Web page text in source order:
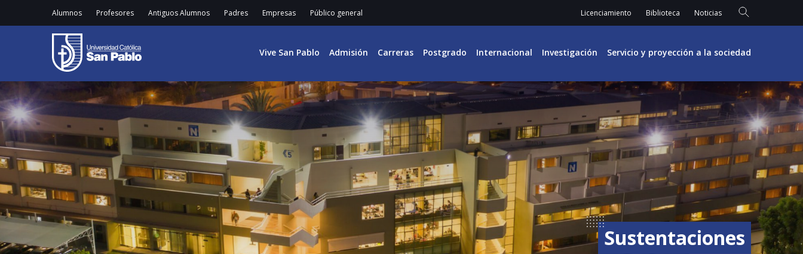
Alumnos Profesores Antiguos Alumnos Padres Empresas Público general Licenciamiento Biblioteca Noticias
Vive San Pablo Admisión Carreras Postgrado Internacional Investigación Servicio y proyección a la sociedad
Sustentaciones